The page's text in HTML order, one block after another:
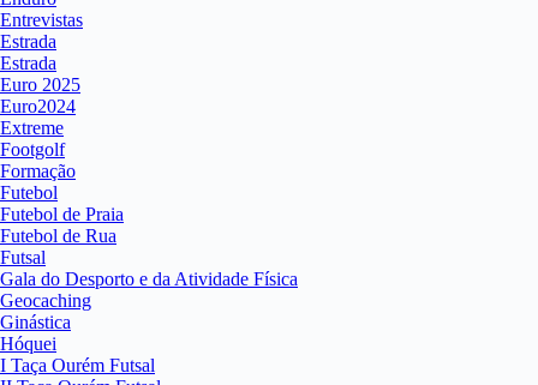
Entrevistas
Estrada
Estrada
Euro 2025
Euro2024
Extreme
Footgolf
Formação
Futebol
Futebol de Praia
Futebol de Rua
Futsal
Gala do Desporto e da Atividade Física
Geocaching
Ginástica
Hóquei
I Taça Ourém Futsal